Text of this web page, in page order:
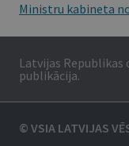
Ministru kabineta
Latvijas Republikas
publikācija.
© VSIA LATVIJAS